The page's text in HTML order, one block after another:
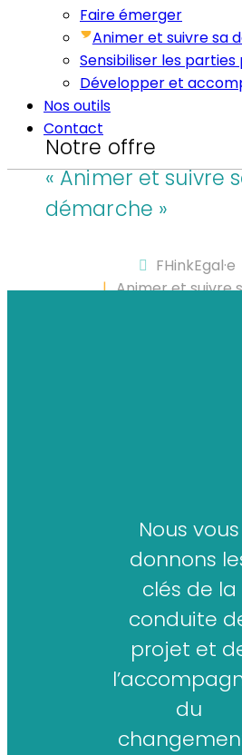
Faire émerger
Animer et suivre sa
Sensibiliser les
Développer et
Nos outils
Contact
Notre offre
« Animer et suivre
démarche »
FHinkEgal·e
Animer et suivre
Nous vous
donnons
clés de la
conduite
projet et
du